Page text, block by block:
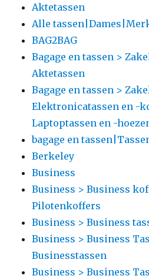
Aktetassen
Alle
BAG2BAG
Bagage en tassen >
Aktetassen
Bagage en tassen >
Elektronicatassen en -
Laptoptassen en -
bagage en
Berkeley
Business
Business > Business
Pilotenkoffers
Business > Business
Business > Business
Businesstassen
Business > Business